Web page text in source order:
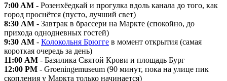
7:00 AM - Розенхёедкай и прогулка вдоль канала до того, как
город проснётся (пусто, лучший свет)
8:30 AM - Завтрак в брассери на Маркте (спокойно, до
прихода однодневных гостей)
9:30 AM - Колокольня Брюгге в момент открытия (самая
короткая очередь за день)
11:00 AM - Базилика Святой Крови и площадь Бург
12:00 PM - Groeningemuseum (90 минут, пока на улице пик
скопления у Маркта только начинается)